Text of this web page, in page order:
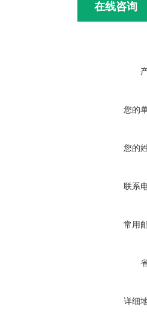
在线咨询
您的
您的
联系
常用
详细